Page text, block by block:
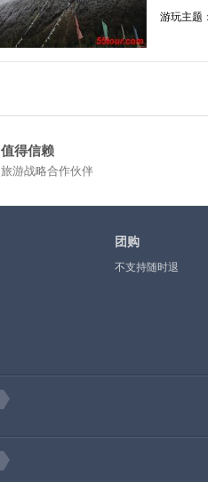
游玩主题：
值得信赖
旅游战略合作伙伴
团购
不支持随时退